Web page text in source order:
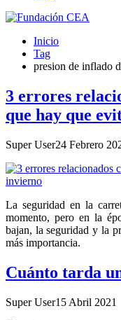
Inicio
Tag
presion de inflado
3 errores
que hay que
Super User24 Febrero
La seguridad en la
momento, pero en la
bajan, la seguridad y la
más importancia.
Cuánto tarda
Super User15 Abril 2021